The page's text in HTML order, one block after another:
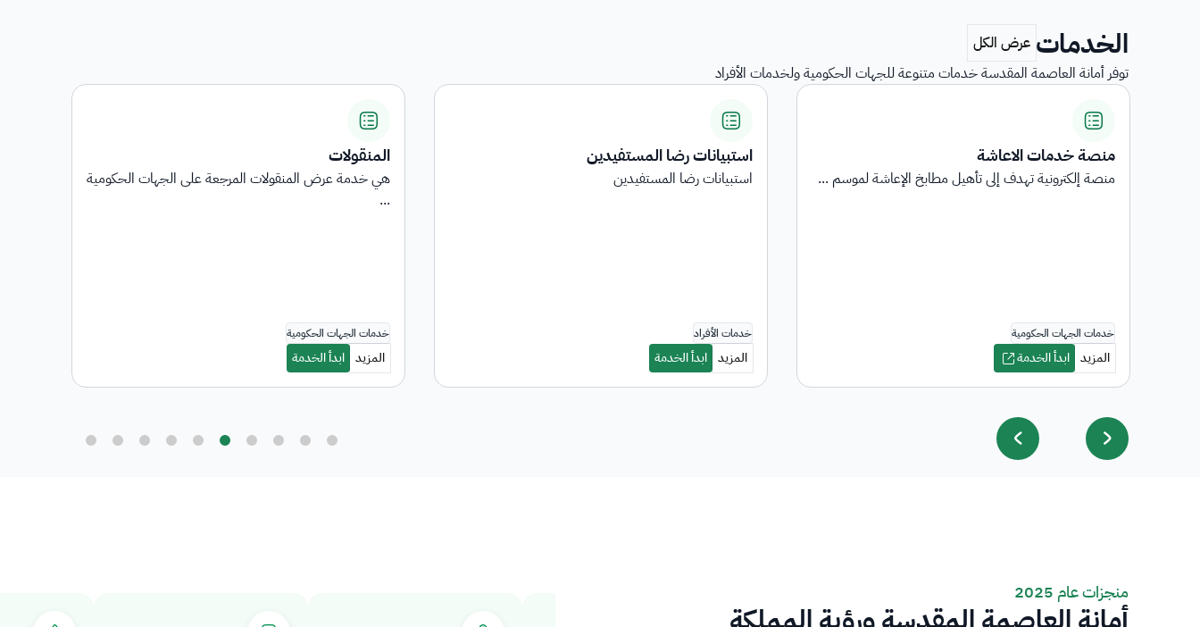
الخدمات
توفر أمانة العاصمة المقدسة خدمات متنوعة للجهات الحكومية ولخدمات الأفراد
منصة خدمات الاعاشة
منصة إلكترونية تهدف إلى تأهيل مطابخ الإعاشة لموسم ...
استبيانات رضا المستفيدين
استبيانات رضا المستفيدين
المنقولات
هي خدمة عرض المنقولات المرجعة على الجهات الحكومية
...
منجزات عام 2025